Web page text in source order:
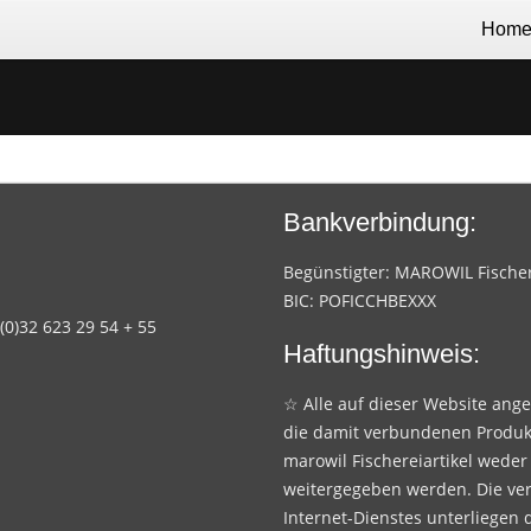
Home
623 29 54 + 55
Bankverbindung:
Begünstigter: MAROWIL
BIC: POFICCHBEXXX
Haftungshinweis:
☆ Alle auf dieser Website
die damit verbundenen
marowil Fischereiartikel
weitergegeben werden. Die
Internet-Dienstes unterliegen